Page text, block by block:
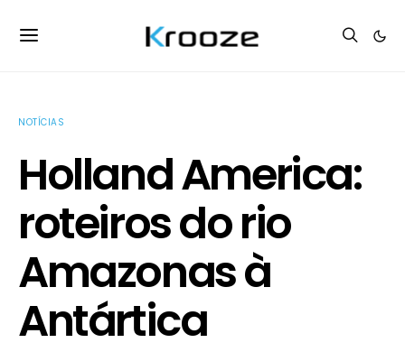
NOTÍCIAS
Holland America:
roteiros do rio
Amazonas à
Antártica